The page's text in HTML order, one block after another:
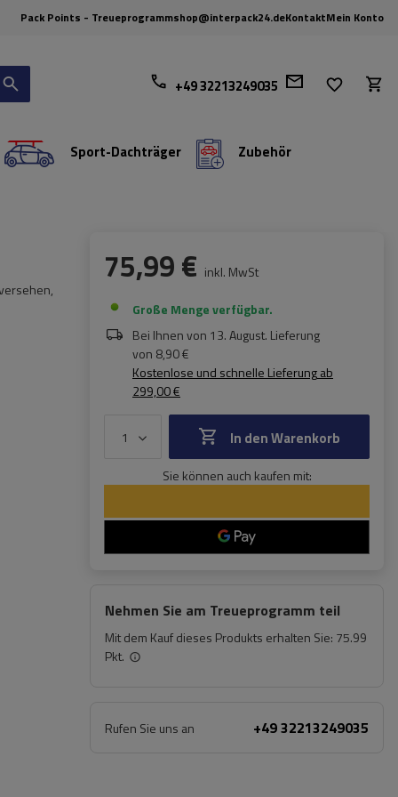
Pack Points - Treueprogrammshop@interpack24.deKontaktMein Konto
+49 32213249035
Sport-Dachträger Zubehör
75,99 € inkl. MwSt
Große Menge verfügbar
Bei Ihnen von 13. August. Lieferung
von 8,90 €
Kostenlose und schnelle Lieferungab
299,00 €
In den Warenkorb
Sie können auch kaufen mit:
Nehmen Sie am Treueprogramm teil
Mit dem Kauf dieses Produkts erhalten Sie: 75.99
Pkt.
Rufen Sie uns an +49 32213249035